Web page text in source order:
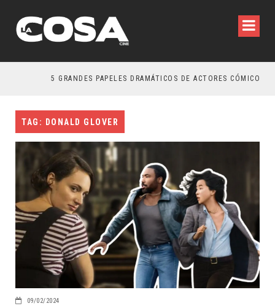
5 GRANDES PAPELES DRAMÁTICOS DE ACTORES CÓMICOS
TAG: DONALD GLOVER
09/02/2024